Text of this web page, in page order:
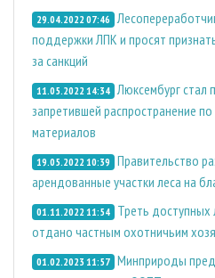
29.04.2022 07:46
поддержки ЛПК и просят
за санкций
11.05.2022 14:34 Люксембург стал
запретившей распространение
материалов
19.05.2022 10:39 Правительство
арендованные участки леса на
01.11.2022 11:54
Треть доступных
отдано частным охотничьим
01.02.2023 11:57 Минприроды